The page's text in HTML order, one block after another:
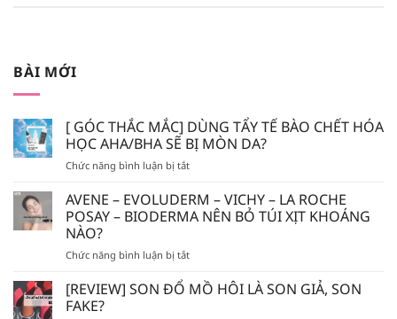
BÀI MỚI
[ GÓC THẮC MẮC] DÙNG TẨY TẾ BÀO CHẾT HÓA
HỌC AHA/BHA SẼ BỊ MÒN DA?
Chức năng bình luận bị tắtở
GÓC
THẮC
MẮC]
TẨY
BÀO
CHẾT
AVENE – EVOLUDERM – VICHY – LA ROCHE
POSAY – BIODERMA NÊN BỎ TÚI XỊT KHOÁNG
NÀO?
Chức năng bình luận bị tắtở
–
EVOLUDERM
[REVIEW] SON ĐỔ MỒ HÔI LÀ SON GIẢ, SON
FAKE?